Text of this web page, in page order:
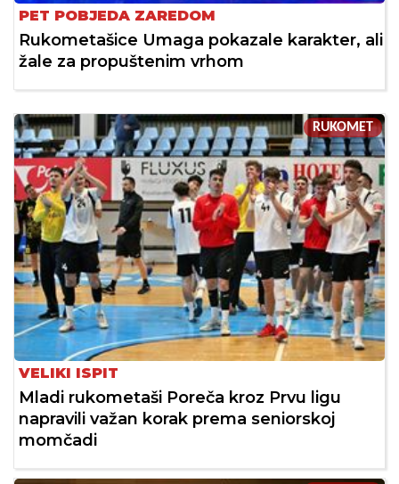
PET POBJEDA ZAREDOM
Rukometašice Umaga pokazale karakter, ali
žale za propuštenim vrhom
RUKOMET
VELIKI ISPIT
Mladi rukometaši Poreča kroz Prvu ligu
napravili važan korak prema seniorskoj
momčadi